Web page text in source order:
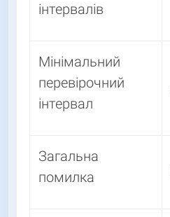
інтервалів
Мінімальний
перевірочний
інтервал
Загальна
помилка